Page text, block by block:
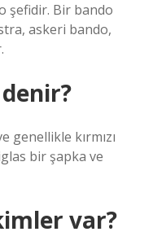
şefidir. Bir bando
askeri bando,
genellikle kırmızı
bir şapka ve
var?